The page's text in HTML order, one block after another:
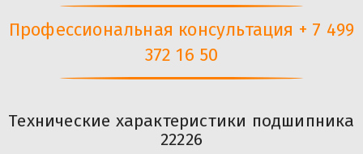
Профессиональная консультация + 7 499
372 16 50
Технические характеристики подшипника
22226